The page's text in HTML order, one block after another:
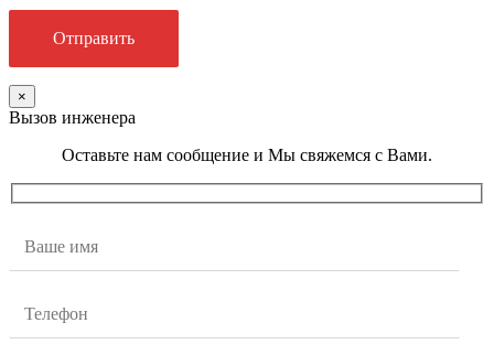
×
Вызов инженера
Оставьте нам сообщение и Мы свяжемся с Вами.